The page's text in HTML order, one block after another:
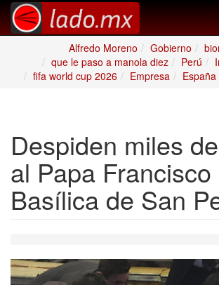
Alfredo Moreno
Gobierno
que le paso a manola diez
Perú
fifa world cup 2026
Empresa España
Despiden miles
al Papa
Basílica de San